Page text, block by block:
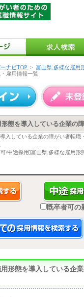
ナビTOP > 富山県,多様な雇用
雇用情報一覧
態を導入している企業の
入している企業の障がい者転
/中途採用]富山県,多様な雇用
既卒者可の
形態を導入している企